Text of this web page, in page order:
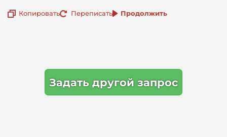
Копировать Переписать Продолжить
Задать другой запрос